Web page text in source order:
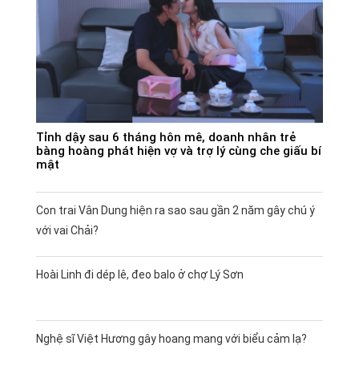
Tỉnh dậy sau 6 tháng hôn mê, doanh nhân trẻ
bàng hoàng phát hiện vợ và trợ lý cùng che giấu bí
mật
Con trai Vân Dung hiện ra sao sau gần 2 năm gây chú ý
với vai Chải?
Hoài Linh đi dép lê, đeo balo ở chợ Lý Sơn
Nghệ sĩ Việt Hương gây hoang mang với biểu cảm lạ?